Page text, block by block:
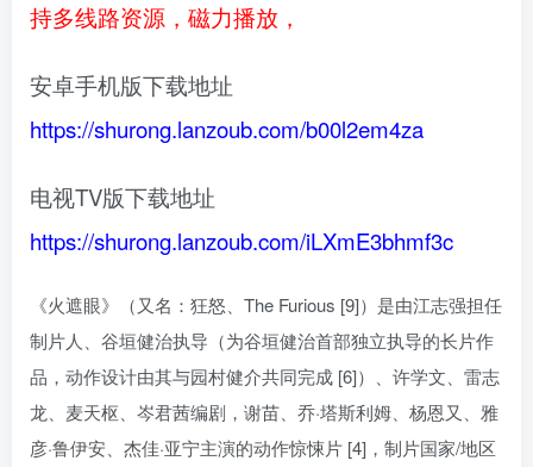
持多线路资源，磁力播放，
安卓手机版下载地址
https://shurong.lanzoub.com/b00l2em4za
电视TV版下载地址
https://shurong.lanzoub.com/iLXmE3bhmf3c
《火遮眼》（又名：狂怒、The Furious [9]）是由江志强担任
制片人、谷垣健治执导（为谷垣健治首部独立执导的长片作
品，动作设计由其与园村健介共同完成 [6]）、许学文、雷志
龙、麦天枢、岑君茜编剧，谢苗、乔·塔斯利姆、杨恩又、雅
彦·鲁伊安、杰佳·亚宁主演的动作惊悚片 [4]，制片国家/地区